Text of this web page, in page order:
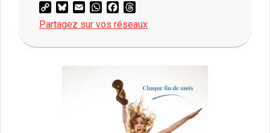
Copy
Link
Bluesky
Email WhatsAppFacebook
Partagez sur vos réseaux
2021-